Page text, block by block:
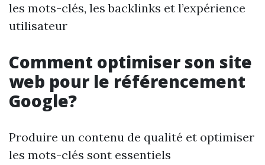
les mots-clés, les backlinks et l’expérience
utilisateur
Comment optimiser son site
web pour le référencement
Google?
Produire un contenu de qualité et optimiser
les mots-clés sont essentiels